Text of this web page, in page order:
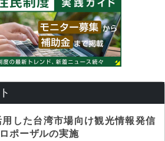
した台湾市場向け観光情報発信
ポーザルの実施